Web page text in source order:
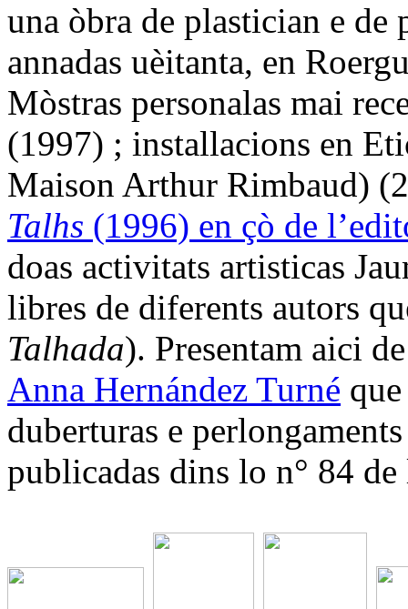
una òbra de plastician e de
annadas uèitanta, en
Mòstras personalas mai
(1997) ; installacions en
Maison Arthur Rimbaud)
Talhs (1996) en çò de
doas activitats artisticas
libres de diferents autors
Talhada). Presentam aici
Anna Hernández Turné
duberturas e
publicadas dins lo n° 84